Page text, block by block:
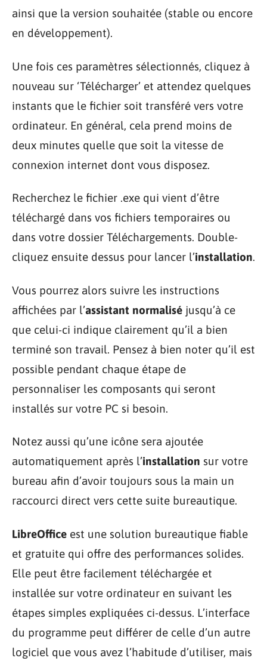
ainsi que la version souhaitée (stable ou encore
en développement).
Une fois ces paramètres sélectionnés, cliquez à
nouveau sur ‘Télécharger’ et attendez quelques
instants que le fichier soit transféré vers votre
ordinateur. En général, cela prend moins de
deux minutes quelle que soit la vitesse de
connexion internet dont vous disposez.
Recherchez le fichier .exe qui vient d’être
téléchargé dans vos fichiers temporaires ou
dans votre dossier Téléchargements. Double-
cliquez ensuite dessus pour lancer l’installation.
Vous pourrez alors suivre les instructions
affichées par l’assistant normalisé jusqu’à ce
que celui-ci indique clairement qu’il a bien
terminé son travail. Pensez à bien noter qu’il est
possible pendant chaque étape de
personnaliser les composants qui seront
installés sur votre PC si besoin.
Notez aussi qu’une icône sera ajoutée
automatiquement après l’installation sur votre
bureau afin d’avoir toujours sous la main un
raccourci direct vers cette suite bureautique.
LibreOffice est une solution bureautique fiable
et gratuite qui offre des performances solides.
Elle peut être facilement téléchargée et
installée sur votre ordinateur en suivant les
étapes simples expliquées ci-dessus. L’interface
du programme peut différer de celle d’un autre
logiciel que vous avez l’habitude d’utiliser, mais